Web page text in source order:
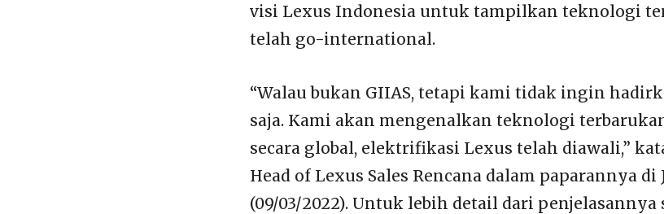
visi Lexus Indonesia untuk tampilkan teknologi
telah go-international.
“Walau bukan GIIAS, tetapi kami tidak ingin
saja. Kami akan mengenalkan teknologi
secara global, elektrifikasi Lexus telah diawali,”
Head of Lexus Sales Rencana dalam paparannya di
(09/03/2022). Untuk lebih detail dari